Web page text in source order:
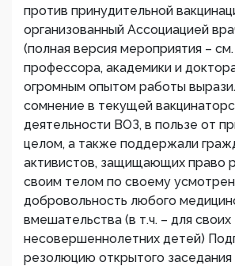
против принудительной
организованный Ассоциацией
(полная версия мероприятия – см.
профессора, академики и
огромным опытом работы
сомнение в текущей
деятельности ВОЗ, в пользе от
целом, а также поддержали
активистов, защищающих право
своим телом по своему
добровольность любого
вмешательства (в т.ч. – для своих
несовершеннолетних детей)
резолюцию открытого заседания